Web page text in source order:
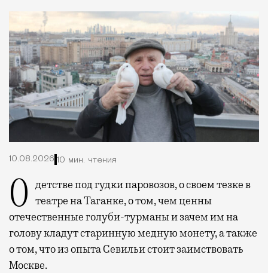
10.08.2026 10 мин. чтения
О детстве под гудки паровозов, о своем тезке в театре на Таганке, о том, чем ценны
отечественные голуби-турманы и зачем им на
голову кладут старинную медную монету, а также
о том, что из опыта Севильи стоит заимствовать
Москве.